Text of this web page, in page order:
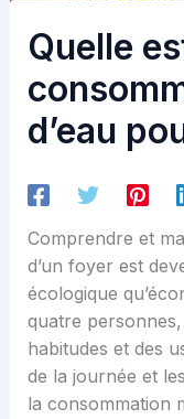
Quelle
d’eau
Comprendre et
d’un foyer est
écologique
quatre
habitudes et des
de la journée et
la consommation